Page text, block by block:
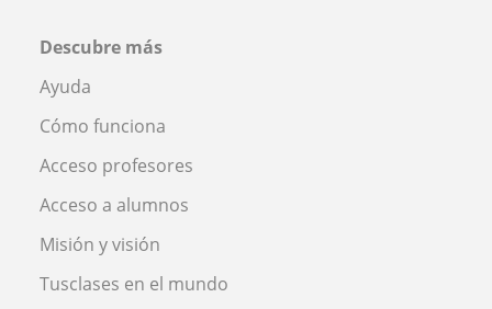
Descubre más
Ayuda
Cómo funciona
Acceso profesores
Acceso a alumnos
Misión y visión
Tusclases en el mundo